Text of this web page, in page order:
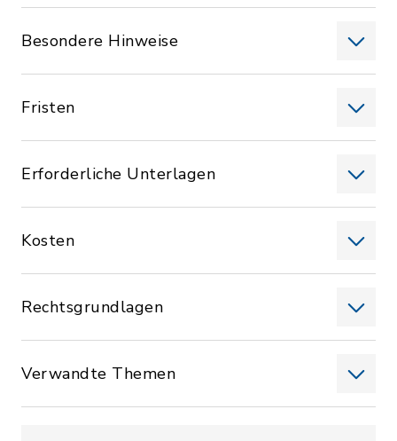
Besondere Hinweise
Fristen
Erforderliche Unterlagen
Kosten
Rechtsgrundlagen
Verwandte Themen